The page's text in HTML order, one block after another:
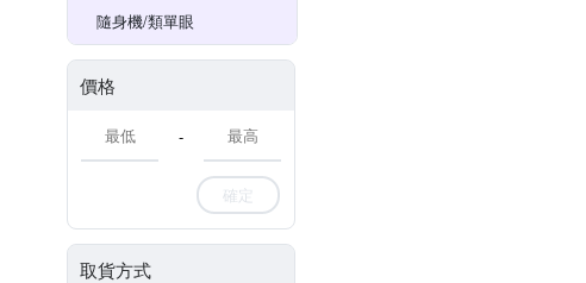
隨身機/類單眼
價格
-
確定
取貨方式